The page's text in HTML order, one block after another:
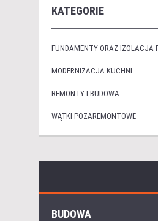
KATEGORIE
FUNDAMENTY ORAZ IZOLACJA
MODERNIZACJA KUCHNI
REMONTY I BUDOWA
WĄTKI POZAREMONTOWE
BUDOWA